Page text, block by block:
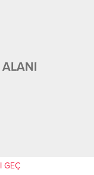
ALANI
GEÇ